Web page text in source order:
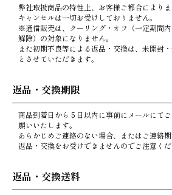
弊社取扱商品の特性上、お客様ご都合により
キャンセルは一切お受けしておりません。
※通信販売は、クーリング・オフ（一定期間
解除）の対象になりません。
また初期不良等による返品・交換は、未開封
とさせていただきます。
返品・交換期限
商品到着日から５日以内に事前にメールにて
願いいたします。
あらかじめご連絡のない場合、またはご連絡期
返品・交換をお受けできませんのでご注意くだ
返品・交換送料